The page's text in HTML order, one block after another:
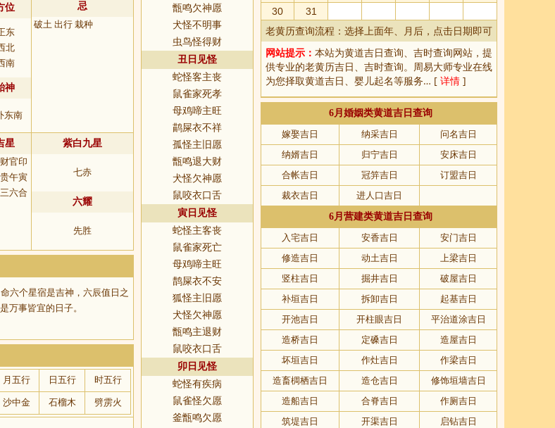
忌
破土 出行 栽种
位
东
北
南
神
东南
星
官印
午寅
六合
紫白九星
七赤
六耀
先胜
六个星宿是吉神，六辰值日之
万事皆宜的日子。
月五行 日五行 时五行
沙中金 石榴木 劈雳火
甑鸣欠神愿
犬怪不明事
虫鸟怪得财
丑日见怪
蛇怪客主丧
鼠雀家死孝
母鸡啼主旺
鹋屎衣不祥
孤怪主旧愿
甑鸣退大财
犬怪欠神愿
鼠咬衣口舌
寅日见怪
蛇怪主客丧
鼠雀家死亡
母鸡啼主旺
鹊屎衣不安
狐怪主旧愿
犬怪欠神愿
甑鸣主退财
鼠咬衣口舌
卯日见怪
蛇怪有疾病
鼠雀怪欠愿
釜甑鸣欠愿
30
31
老黄历查询流程：选择上面年、月后，点击日期即可
网站提示： 本站为黄道吉日查询、 吉时查询网站，提
供专业的老黄历吉日、吉时查询。周易大师专业在线
为您择取黄道吉日、婴儿起名等服务… [ 详情 ]
6月婚姻类黄道吉日查询
嫁娶吉日
纳采吉日
问名吉日
纳婿吉日
归宁吉日
安床吉日
合帐吉日
冠笄吉日
订盟吉日
裁衣吉日
进人口吉日
6月营建类黄道吉日查询
入宅吉日
安香吉日
安门吉日
修造吉日
动土吉日
上梁吉日
竖柱吉日
掘井吉日
破屋吉日
补垣吉日
拆卸吉日
起基吉日
开池吉日
开柱眼吉日
平治道涂吉日
造桥吉日
定磉吉日
造屋吉日
坏垣吉日
作灶吉日
作梁吉日
造畜椆栖吉日
造仓吉日
修饰垣墙吉日
造船吉日
合脊吉日
作厕吉日
筑堤吉日
开渠吉日
启钻吉日